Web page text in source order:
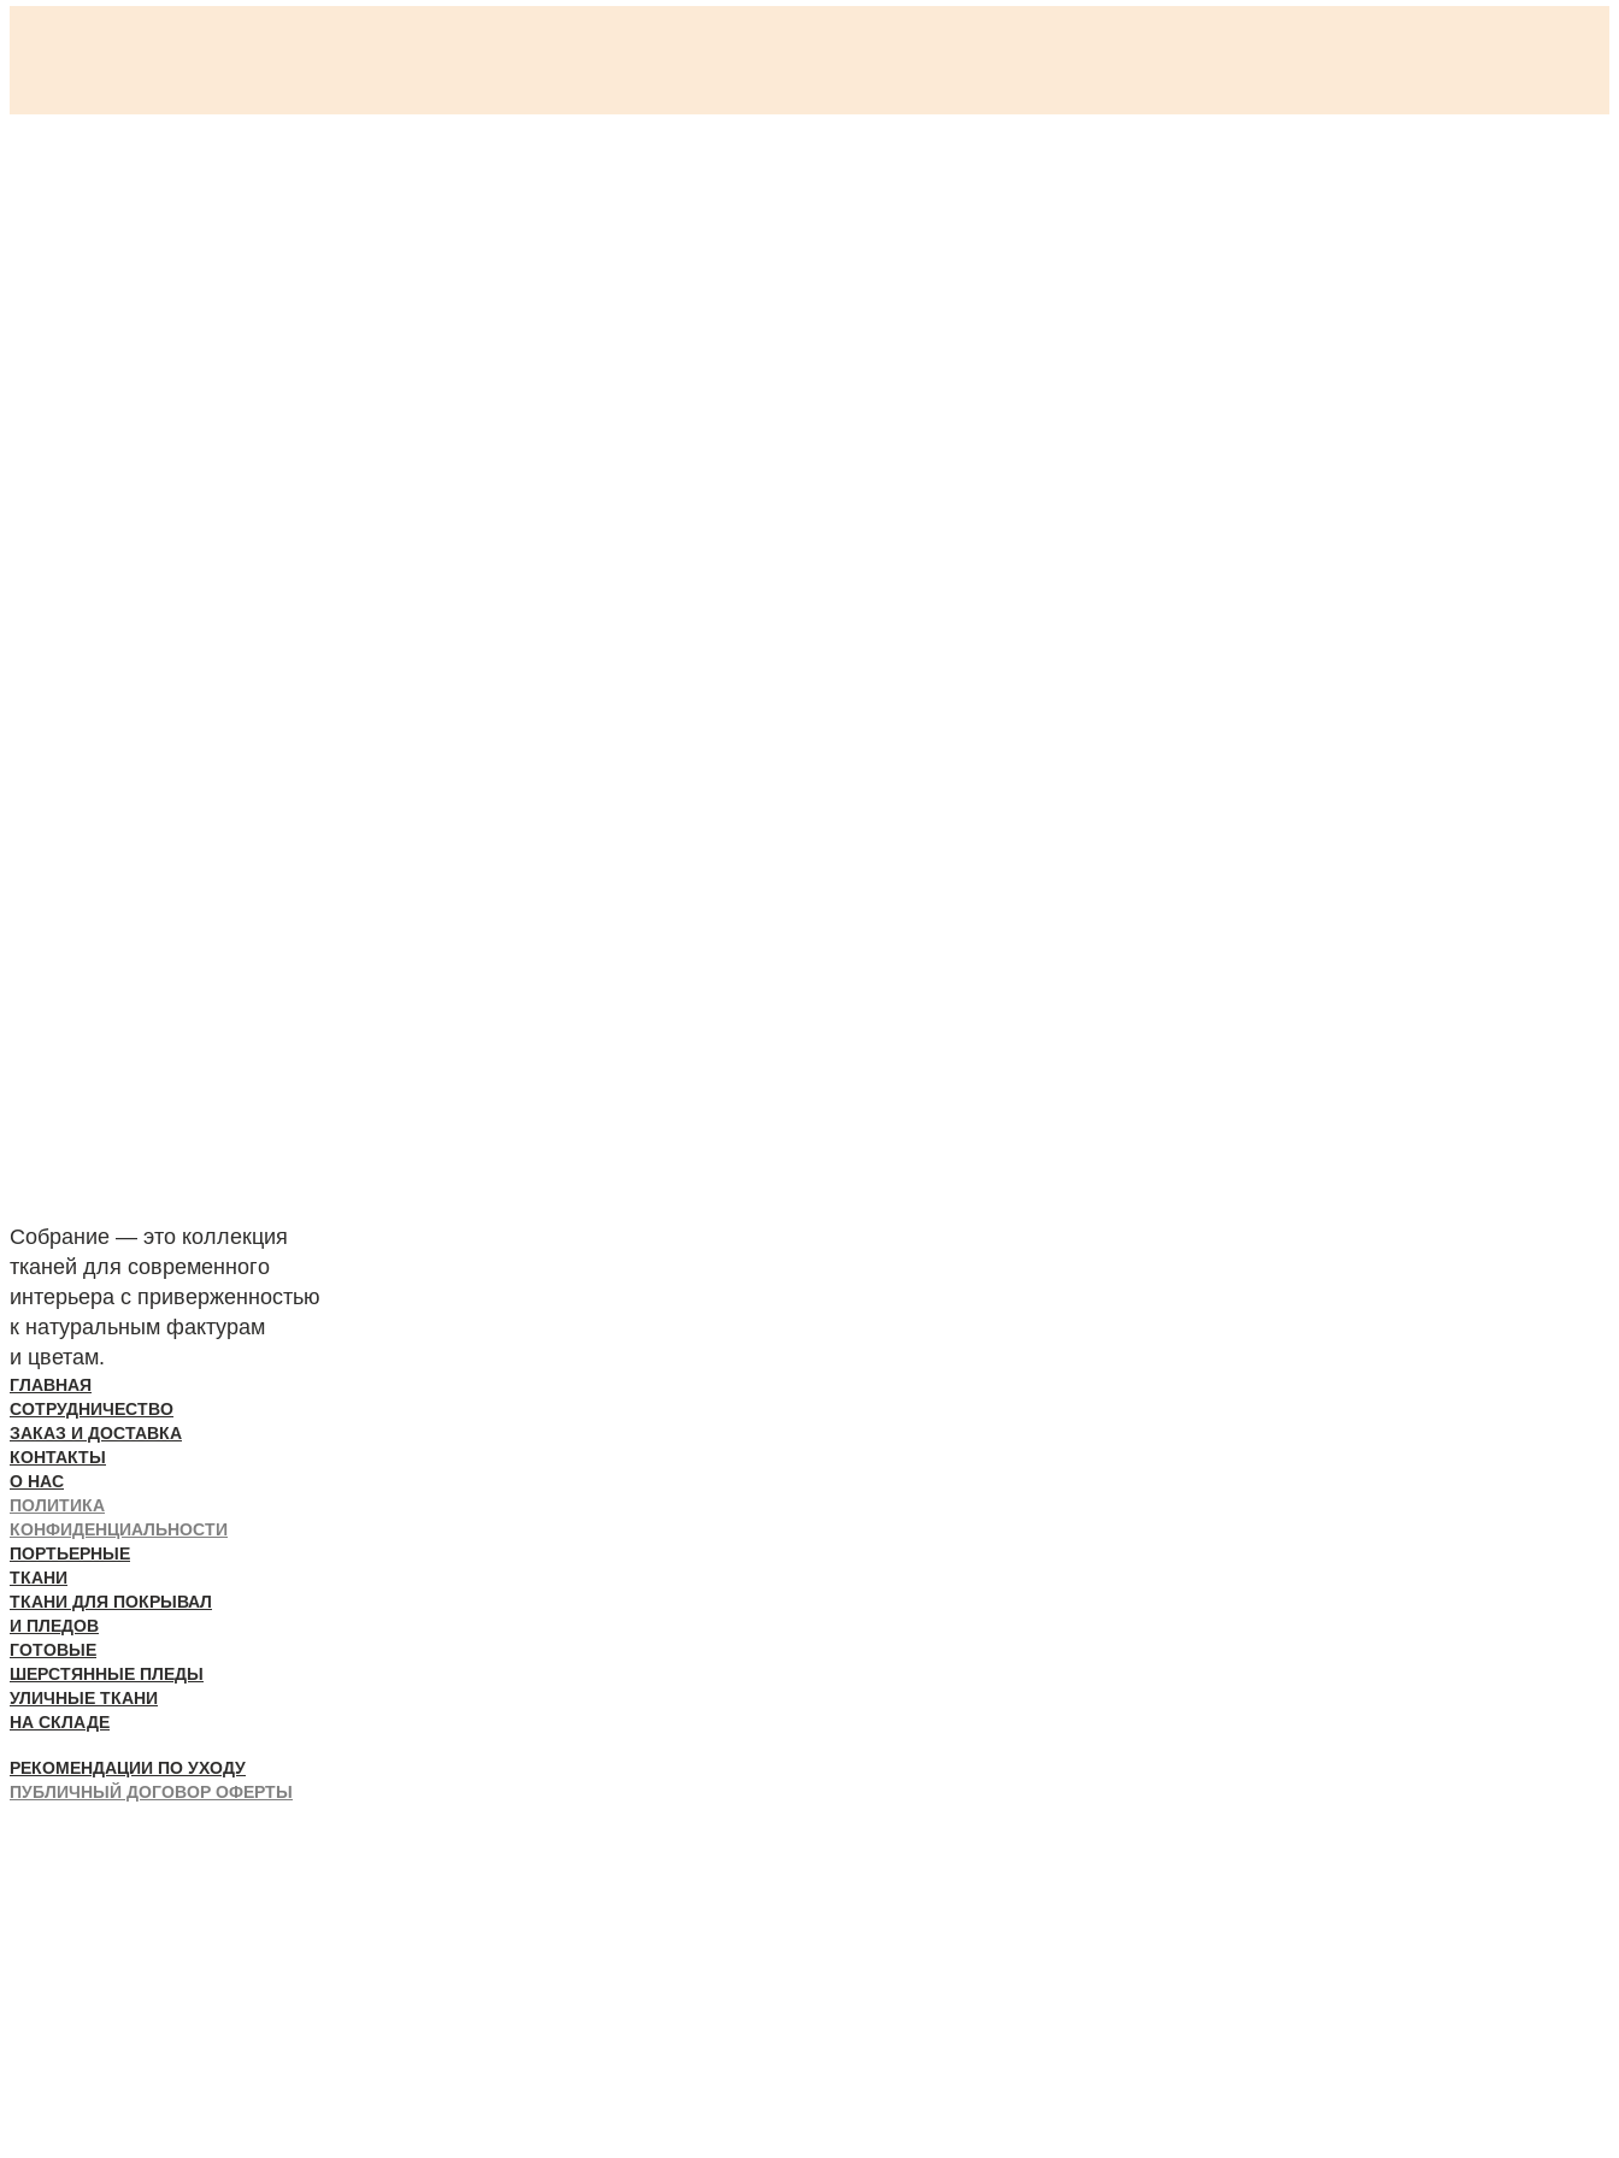
Собрание — это коллекция
тканей для современного
интерьера с приверженностью
к натуральным фактурам
и цветам.
ГЛАВНАЯ
СОТРУДНИЧЕСТВО
ЗАКАЗ И ДОСТАВКА
КОНТАКТЫ
О НАС
ПОЛИТИКА
КОНФИДЕНЦИАЛЬНОСТИ
ПОРТЬЕРНЫЕ
ТКАНИ
ТКАНИ ДЛЯ ПОКРЫВАЛ
И ПЛЕДОВ
ГОТОВЫЕ
ШЕРСТЯННЫЕ ПЛЕДЫ
УЛИЧНЫЕ ТКАНИ
НА СКЛАДЕ
РЕКОМЕНДАЦИИ ПО УХОДУ
ПУБЛИЧНЫЙ ДОГОВОР ОФЕРТЫ